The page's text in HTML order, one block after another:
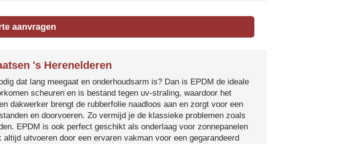
aanvragen
's Herenelderen
dat lang meegaat en onderhoudsarm is? Dan is EPDM de ideale
scheuren en is bestand tegen uv-straling, waardoor het
dakwerker brengt de rubberfolie naadloos aan en zorgt voor een
en doorvoeren. Zo vermijd je de klassieke problemen zoals
EPDM is ook perfect geschikt als onderlaag voor zonnepanelen
uitvoeren door een ervaren vakman voor een gegarandeerd